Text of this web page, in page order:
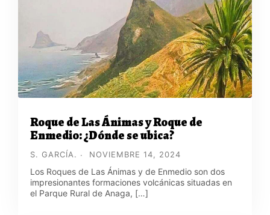
Roque de Las Ánimas y Roque de
Enmedio: ¿Dónde se ubica?
S. GARCÍA. NOVIEMBRE 14, 2024
Los Roques de Las Ánimas y de Enmedio son dos
impresionantes formaciones volcánicas situadas en
el Parque Rural de Anaga, […]